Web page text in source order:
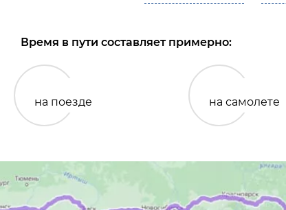
Время в пути составляет примерно:
на поезде на самолете